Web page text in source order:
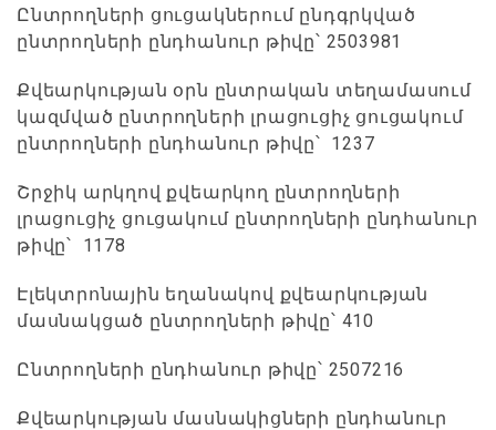
Ընտրողների ցուցակներում ընդգրկված
ընտրողների ընդհանուր թիվը՝ 2503981
Քվեարկության օրն ընտրական տեղամասում
կազմված ընտրողների լրացուցիչ ցուցակում
ընտրողների ընդհանուր թիվը՝ 1237
Շրջիկ արկղով քվեարկող ընտրողների
լրացուցիչ ցուցակում ընտրողների ընդհանուր
թիվը՝ 1178
Էլեկտրոնային եղանակով քվեարկության
մասնակցած ընտրողների թիվը՝ 410
Ընտրողների ընդհանուր թիվը՝ 2507216
Քվեարկության մասնակիցների ընդհանուր